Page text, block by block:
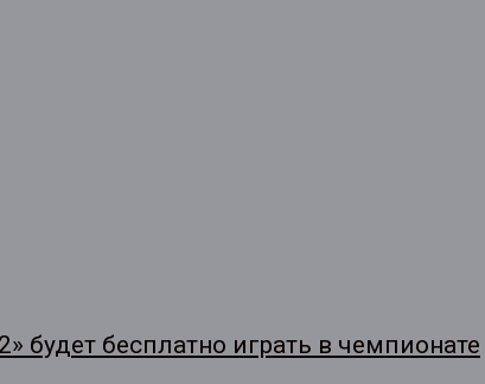
будет бесплатно играть в чемпионате